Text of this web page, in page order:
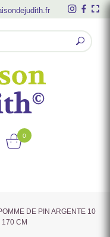
0
DE PIN ARGENTE 10
CM